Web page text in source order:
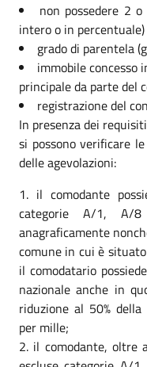
non possedere 2
intero o in
grado di parentela
immobile concesso
principale da parte del
registrazione del
In presenza dei
si possono verificare
delle agevolazioni:
il comodante
categorie A/1,
anagraficamente
comune in cui è
il comodatario
nazionale anche in
riduzione al 50%
per mille;
il comodante, oltre